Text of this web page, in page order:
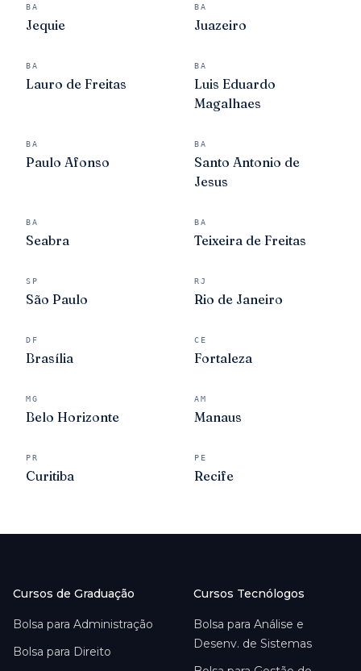
BA
Jequie
BA
Juazeiro
BA
Lauro de Freitas
BA
Luis Eduardo
Magalhaes
BA
Paulo Afonso
BA
Santo Antonio de
Jesus
BA
Seabra
BA
Teixeira de Freitas
SP
São Paulo
RJ
Rio de Janeiro
DF
Brasília
CE
Fortaleza
MG
Belo Horizonte
AM
Manaus
PR
Curitiba
PE
Recife
Cursos de Graduação
Bolsa para Administração
Bolsa para Direito
Cursos Tecnólogos
Bolsa para Análise e
Desenv. de Sistemas